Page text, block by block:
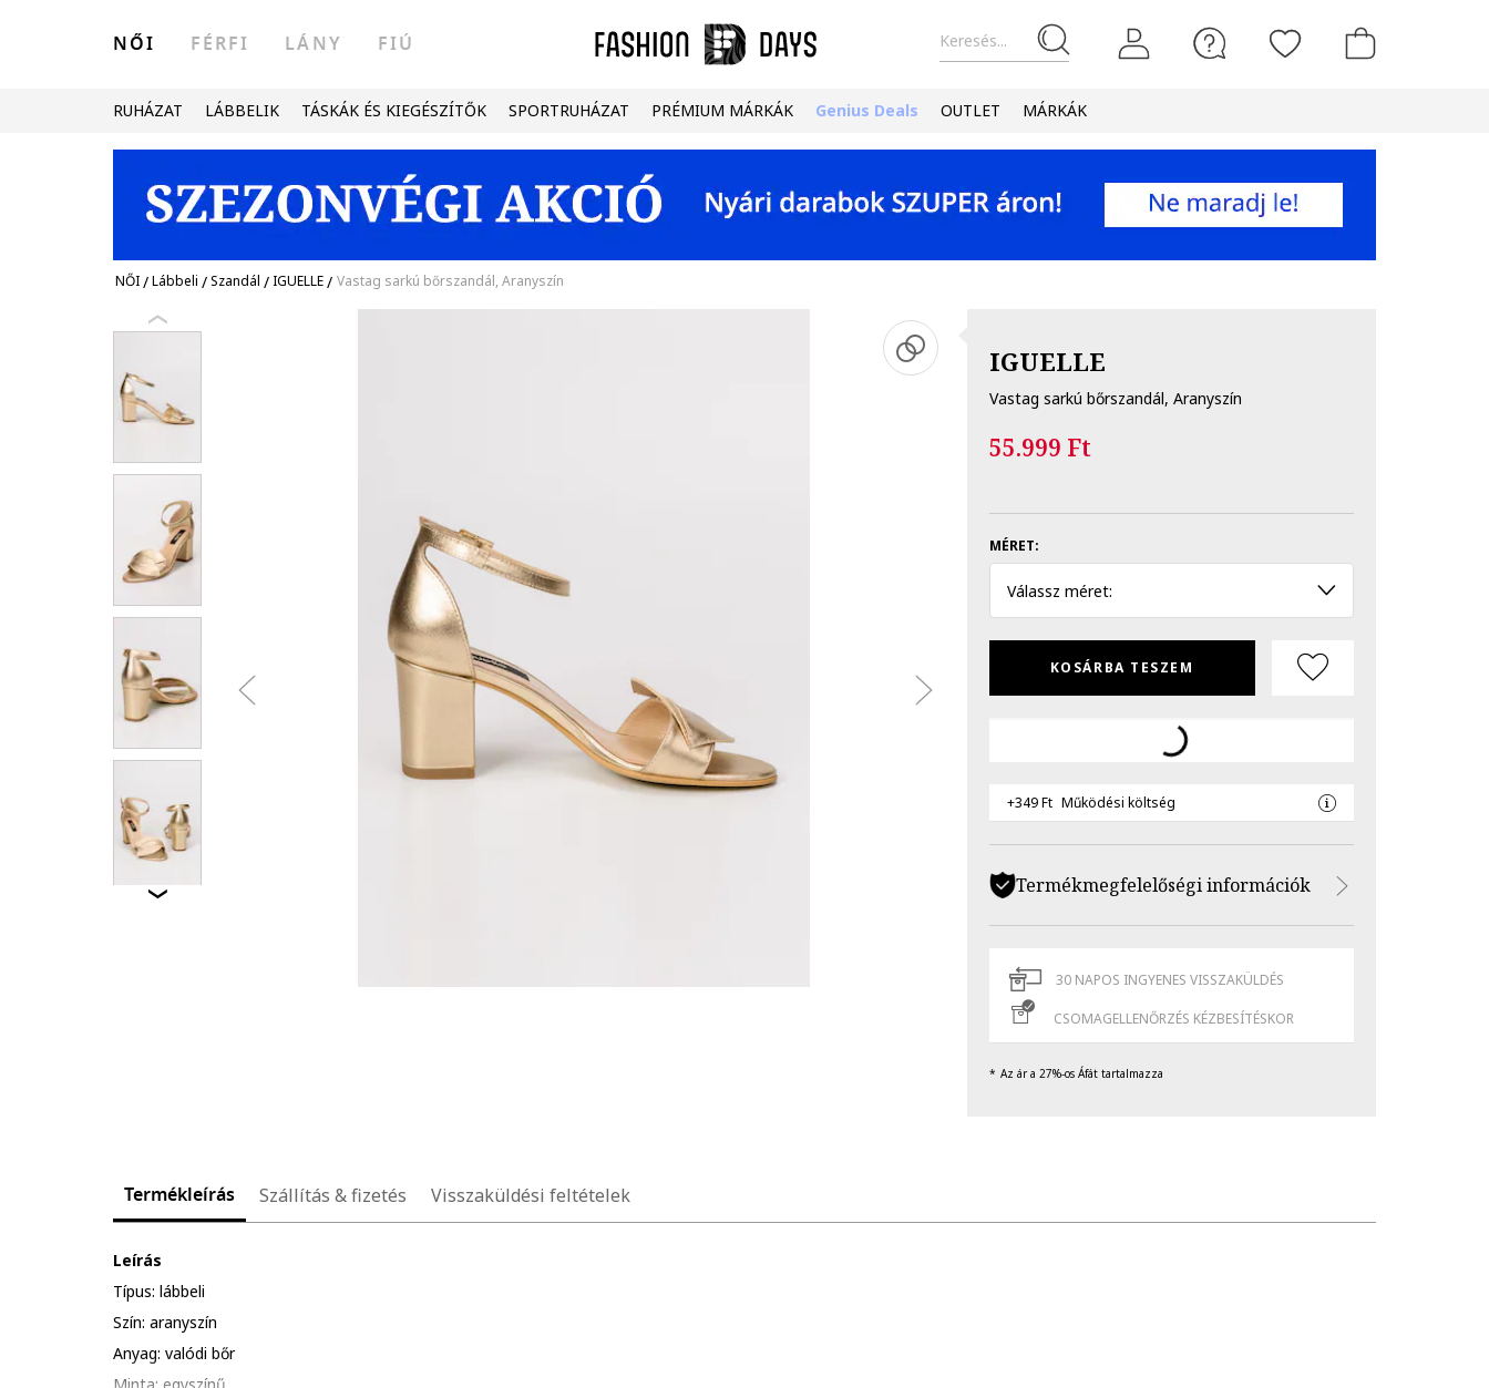
Keresés...
NŐI FÉRFI LÁNY FIÚ
RUHÁZAT LÁBBELIK TÁSKÁK ÉS KIEGÉSZÍTŐK SPORTRUHÁZAT PRÉMIUM MÁRKÁK Genius Deals OUTLET MÁRKÁK
NŐI/Lábbeli /Szandál /IGUELLE/ Vastag sarkú bőrszandál, Aranyszín
IGUELLE
Vastag sarkú bőrszandál, Aranyszín
55.999 Ft
MÉRET:
Válassz méret:
KOSÁRBA TESZEM
+349 Ft Működési költség
Termékmegfelelőségi információk
30 NAPOS INGYENES VISSZAKÜLDÉS
CSOMAGELLENŐRZÉS KÉZBESÍTÉSKOR
Az ár a 27%-os Áfát tartalmazza
Termékleírás Szállítás & fizetés Visszaküldési feltételek
Leírás
Típus: lábbeli
Szín: aranyszín
Anyag: valódi bőr